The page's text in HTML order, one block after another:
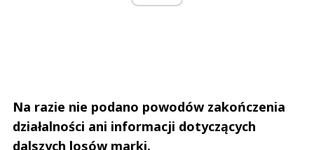
Na razie nie podano powodów zakończenia
działalności ani informacji dotyczących
dalszych losów marki.